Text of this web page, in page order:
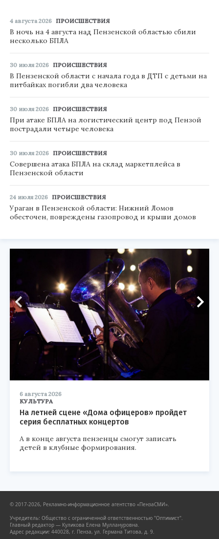
4 августа 2026 ПРОИСШЕСТВИЯ
В ночь на 4 августа над Пензенской областью сбили
несколько БПЛА
30 июля 2026 ПРОИСШЕСТВИЯ
В Пензенской области с начала года в ДТП с детьми на
питбайках погибли два человека
30 июля 2026 ПРОИСШЕСТВИЯ
При атаке БПЛА на логистический центр под Пензой
пострадали четыре человека
30 июля 2026 ПРОИСШЕСТВИЯ
Совершена атака БПЛА на склад маркетплейса в
Пензенской области
24 июля 2026 ПРОИСШЕСТВИЯ
Ураган в Пензенской области: Нижний Ломов
обесточен, повреждены газопровод и крыши домов
6 августа 2026
КУЛЬТУРА
На летней сцене «Дома офицеров» пройдет
серия бесплатных концертов
А в конце августа пензенцы смогут записать
детей в клубные формирования.
© 2017-2026, Рекламно-информационное агентство «ПензаСМИ».
Учредитель: Общество с ограниченной ответственностью "Оптимист".
Главный редактор — Куликова Елена Муллануровна.
Адрес редакции: 440028, г. Пенза, ул. Германа Титова, д. 9.